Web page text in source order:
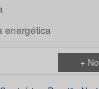
energética
+